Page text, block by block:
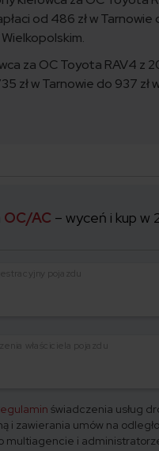
od 486 zł w Tarnowie
za OC Toyota RAV4 z
zł w Tarnowie do 937 zł
OC/AC – wyceń i kup w
pojazdu
właściciela pojazdu
świadczenia usług
i zawierania umów na
multiagencie i